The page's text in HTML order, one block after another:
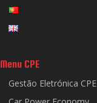
Menu CPE
Gestão Eletrónica CPE